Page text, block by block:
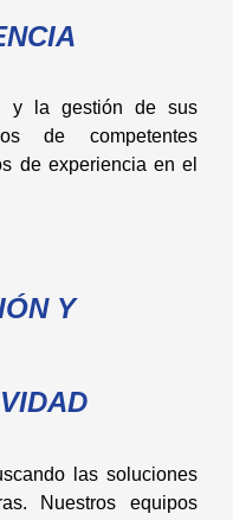
y la gestión de sus
de competentes
de experiencia en el
Y
las soluciones
Nuestros equipos